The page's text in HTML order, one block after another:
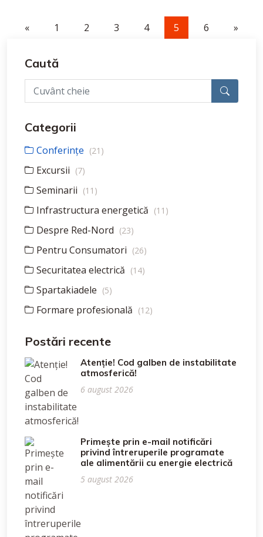
« 1 2 3 4 5 6 »
Caută
Categorii
Conferințe (21)
Excursii (7)
Seminarii (11)
Infrastructura energetică (11)
Despre Red-Nord (23)
Pentru Consumatori (26)
Securitatea electrică (14)
Spartakiadele (5)
Formare profesională (12)
Postări recente
Atenție! Cod galben de instabilitate
atmosferică!
6 august 2026
Primește prin e-mail notificări
privind întreruperile programate
ale alimentării cu energie electrică
5 august 2026